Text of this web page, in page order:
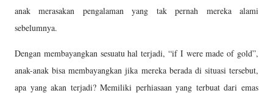
anak merasakan pengalaman yang tak pernah mereka alami
sebelumnya.
Dengan membayangkan sesuatu hal terjadi, “if I were made of gold”,
anak-anak bisa membayangkan jika mereka berada di situasi tersebut,
apa yang akan terjadi? Memiliki perhiasaan yang terbuat dari emas